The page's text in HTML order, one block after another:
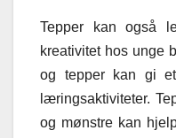
Tepper kan også
kreativitet hos unge
og tepper kan gi
læringsaktiviteter.
og mønstre kan